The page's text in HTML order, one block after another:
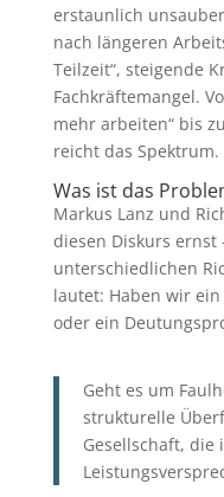
erstaunlich
nach längeren
Teilzeit“, steigende
Fachkräftemangel.
mehr arbeiten“ bis
reicht das Spektrum.
Was ist das
Markus Lanz und
diesen Diskurs ernst
unterschiedlichen
lautet: Haben wir
oder ein
Geht es um
strukturelle
Gesellschaft, die